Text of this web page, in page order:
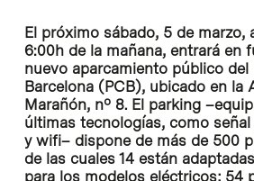
El próximo sábado, 5 de marzo,
6:00h de la mañana, entrará en
nuevo aparcamiento público del
Barcelona (PCB), ubicado en la
Marañón, nº 8. El parking
últimas tecnologías, como
y wifi– dispone de más de 500
de las cuales 14 están
para los modelos eléctricos; 54